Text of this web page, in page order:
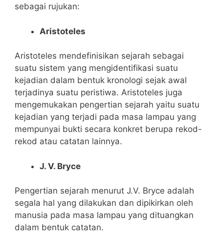
sebagai rujukan:
Aristoteles
Aristoteles mendefinisikan sejarah sebagai
suatu sistem yang mengidentifikasi suatu
kejadian dalam bentuk kronologi sejak awal
terjadinya suatu peristiwa. Aristoteles juga
mengemukakan pengertian sejarah yaitu suatu
kejadian yang terjadi pada masa lampau yang
mempunyai bukti secara konkret berupa rekod-
rekod atau catatan lainnya.
J. V. Bryce
Pengertian sejarah menurut J.V. Bryce adalah
segala hal yang dilakukan dan dipikirkan oleh
manusia pada masa lampau yang dituangkan
dalam bentuk catatan.